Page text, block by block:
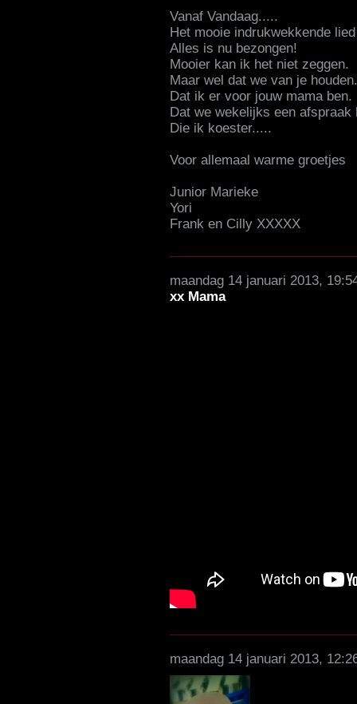
Vanaf Vandaag.....
Het mooie indrukwekkende
Alles is nu bezongen!
Mooier kan ik het niet zeggen.
Maar wel dat we van je houden.
Dat ik er voor jouw mama ben.
Dat we wekelijks een afspraak
Die ik koester.....
Voor allemaal warme groetjes
Junior Marieke
Yori
Frank en Cilly XXXXX
maandag 14 januari 2013,
xx Mama
maandag 14 januari 2013,